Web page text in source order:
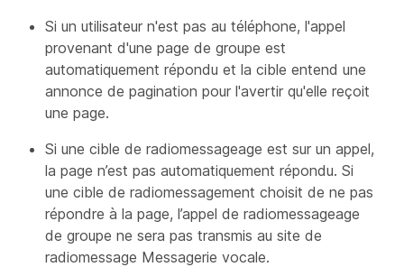
Si un utilisateur n'est pas au téléphone, l'appel
provenant d'une page de groupe est
automatiquement répondu et la cible entend une
annonce de pagination pour l'avertir qu'elle reçoit
une page.
Si une cible de radiomessageage est sur un appel,
la page n’est pas automatiquement répondu. Si
une cible de radiomessagement choisit de ne pas
répondre à la page, l’appel de radiomessageage
de groupe ne sera pas transmis au site de
radiomessage Messagerie vocale.